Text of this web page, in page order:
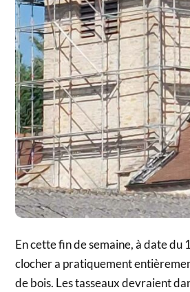
En cette fin de semaine, à date du
clocher a pratiquement
de bois. Les tasseaux devraient